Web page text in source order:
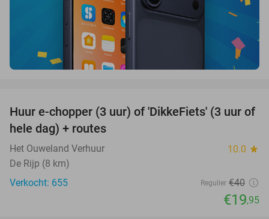
50%
Huur e-chopper (3 uur) of 'DikkeFiets' (3 uur of
hele dag) + routes
Het Ouweland Verhuur 10.0 star
De Rijp (8 km)
Verkocht: 655
Regulier €40
€19,95